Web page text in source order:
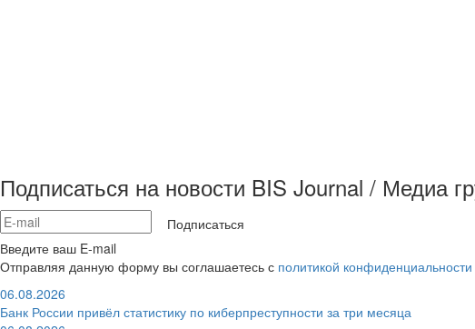
Подписаться на новости BIS Journal / Медиа
Подписаться
Введите ваш E-mail
Отправляя данную форму вы соглашаетесь с политикой
06.08.2026
Банк России привёл статистику по киберпреступности за три месяца